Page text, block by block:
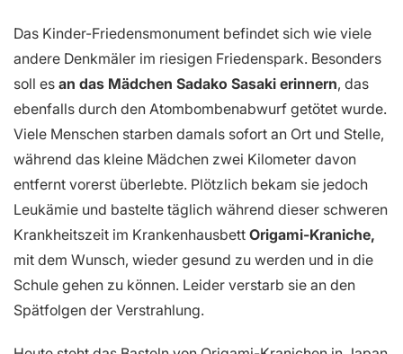
Das Kinder-Friedensmonument befindet sich wie viele
andere Denkmäler im riesigen Friedenspark. Besonders
soll es an das Mädchen Sadako Sasaki erinnern, das
ebenfalls durch den Atombombenabwurf getötet wurde.
Viele Menschen starben damals sofort an Ort und Stelle,
während das kleine Mädchen zwei Kilometer davon
entfernt vorerst überlebte. Plötzlich bekam sie jedoch
Leukämie und bastelte täglich während dieser schweren
Krankheitszeit im Krankenhausbett Origami-Kraniche,
mit dem Wunsch, wieder gesund zu werden und in die
Schule gehen zu können. Leider verstarb sie an den
Spätfolgen der Verstrahlung.